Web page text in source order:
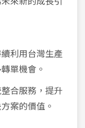
續利用台灣生產
單機會。
整合服務，提升
案的價值。